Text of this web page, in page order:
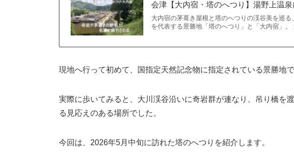
会津【大内宿・塔のへつり】湯野上温
大内宿の茅葺き屋根と塔のへつりの渓谷美を巡
を代表する景勝地「塔のへつり」と「大内宿」。
現地へ行って初めて、国指定天然記念物に指定されている景勝地
実際に歩いてみると、大川渓谷沿いに奇岩群が連なり、吊り橋を
る見応えのある場所でした。
今回は、2026年5月中旬に訪れた塔のへつりを紹介します。